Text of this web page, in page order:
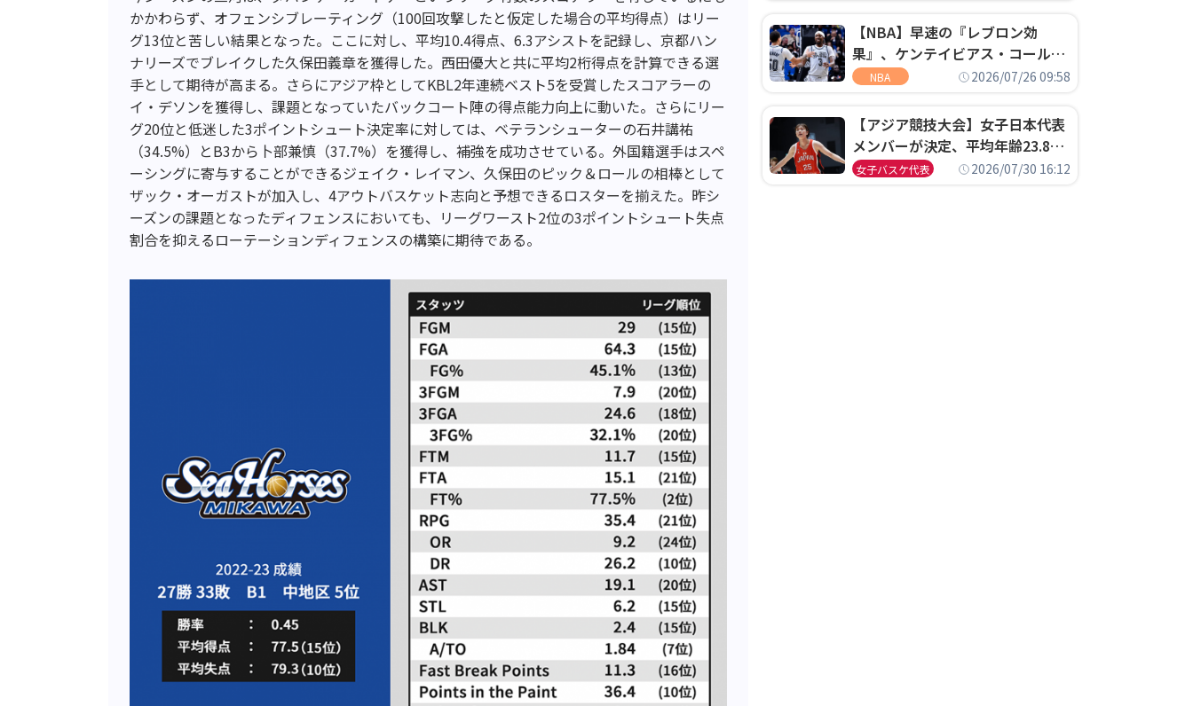
かかわらず、オフェンシブレーティング（100回攻撃したと仮定した場合の平均得点）はリー
グ13位と苦しい結果となった。ここに対し、平均10.4得点、6.3アシストを記録し、京都ハン
ナリーズでブレイクした久保田義章を獲得した。西田優大と共に平均2桁得点を計算できる選
手として期待が高まる。さらにアジア枠としてKBL2年連続ベスト5を受賞したスコアラーの
イ・デソンを獲得し、課題となっていたバックコート陣の得点能力向上に動いた。さらにリー
グ20位と低迷した3ポイントシュート決定率に対しては、ベテランシューターの石井講祐
（34.5%）とB3から卜部兼慎（37.7%）を獲得し、補強を成功させている。外国籍選手はスペ
ーシングに寄与することができるジェイク・レイマン、久保田のピック＆ロールの相棒として
ザック・オーガストが加入し、4アウトバスケット志向と予想できるロスターを揃えた。昨シ
ーズンの課題となったディフェンスにおいても、リーグワースト2位の3ポイントシュート失点
割合を抑えるローテーションディフェンスの構築に期待である。
【NBA】早速の『レブロン効
果』、ケンテイビアス・コールド
ウェル・ポープがセブンティシク
NBA 2026/07/26 09:58
【アジア競技大会】女子日本代表
メンバーが決定、平均年齢23.8歳
のフレッシュなメンバーが日本開
女子バスケ代表 2026/07/30 16:12